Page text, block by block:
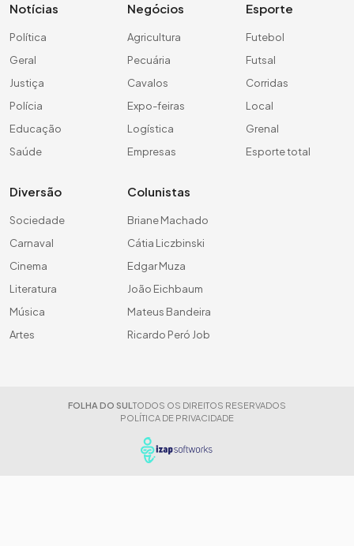
Notícias
Política
Geral
Justiça
Polícia
Educação
Saúde
Negócios
Agricultura
Pecuária
Cavalos
Expo-feiras
Logística
Empresas
Esporte
Futebol
Futsal
Corridas
Local
Grenal
Esporte total
Diversão
Sociedade
Carnaval
Cinema
Literatura
Música
Artes
Colunistas
Briane Machado
Cátia Liczbinski
Edgar Muza
João Eichbaum
Mateus Bandeira
Ricardo Peró Job
FOLHA DO SUL TODOS OS DIREITOS RESERVADOS
POLÍTICA DE PRIVACIDADE